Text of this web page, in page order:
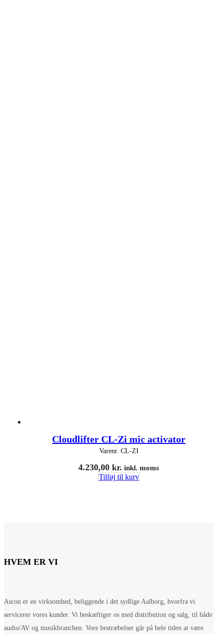
Cloudlifter CL-Zi mic activator
Varenr. CL-ZI
4.230,00 kr. inkl. moms
Tilføj til kurv
HVEM ER VI
Ascon er en virksomhed, beliggende i det sydlige Aalborg, hvorfra vi
servicerer vores kunder. Vi beskæftiger os med distribution og salg, til både
audio/AV og musikbranchen. Vore bestræbelser går på hele tiden at være